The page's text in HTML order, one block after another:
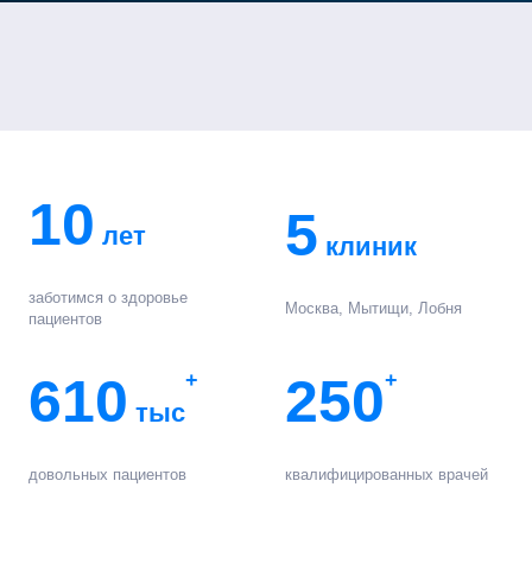
10 лет
заботимся о здоровье
пациентов
5 клиник
Москва, Мытищи, Лобня
610 тыс
+
довольных пациентов
250+
квалифицированных врачей